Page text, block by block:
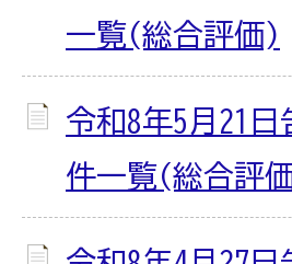
一覧(総合評価)
令和8年5月21日
件一覧(総合評